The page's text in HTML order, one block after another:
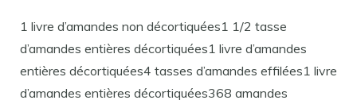
1 livre d’amandes non décortiquées1 1/2 tasse
d’amandes entières décortiquées1 livre d’amandes
entières décortiquées4 tasses d’amandes effilées1 livre
d’amandes entières décortiquées368 amandes